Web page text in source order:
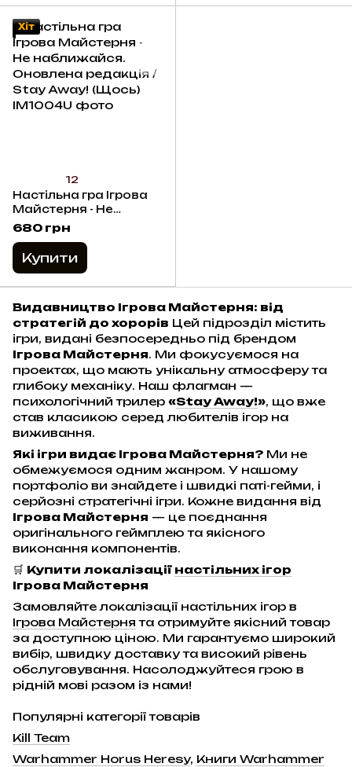
Хіт
12
Настільна гра Ігрова
Майстерня - Не
наближайся.
Оновлена редакція /
Stay Away! (Щось)
680 грн
Купити
Видавництво Ігрова Майстерня: від
стратегій до хорорів Цей підрозділ містить
ігри, видані безпосередньо під брендом
Ігрова Майстерня. Ми фокусуємося на
проектах, що мають унікальну атмосферу та
глибоку механіку. Наш флагман —
психологічний трилер «Stay Away!», що вже
став класикою серед любителів ігор на
виживання.
Які ігри видає Ігрова Майстерня? Ми не
обмежуємося одним жанром. У нашому
портфоліо ви знайдете і швидкі паті-гейми, і
серйозні стратегічні ігри. Кожне видання від
Ігрова Майстерня — це поєднання
оригінального геймплею та якісного
виконання компонентів.
🛒 Купити локалізації настільних ігор
Ігрова Майстерня
Замовляйте локалізації настільних ігор в
Ігрова Майстерня та отримуйте якісний товар
за доступною ціною. Ми гарантуємо широкий
вибір, швидку доставку та високий рівень
обслуговування. Насолоджуйтеся грою в
рідній мові разом із нами!
Популярні категорії товарів
Kill Team
Warhammer Horus Heresy, Книги Warhammer